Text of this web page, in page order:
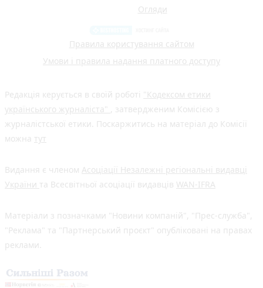
Огляди
Правила користування сайтом
Умови і правила надання платного доступу
Редакція керується в своїй роботі "Кодексом етики
українського журналіста" , затвердженим Комісією з
журналістської етики. Поскаржитись на матеріал до Комісії
можна тут
Видання є членом Асоціації Незалежні регіональні видавці
України та Всесвітньої асоціації видавців WAN-IFRA
Матеріали з позначками "Новини компаній", "Прес-служба",
"Реклама" та "Партнерський проєкт" опубліковані на правах
реклами.